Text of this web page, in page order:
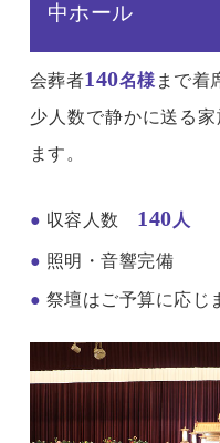
中ホール
会葬者140名様 まで着
少人数で静かに送る
ます。
● 収容人数 140 人
● 照明・音響完備
● 祭壇はご予算に応じ